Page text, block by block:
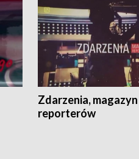
Zdarzenia, magazyn
reporterów